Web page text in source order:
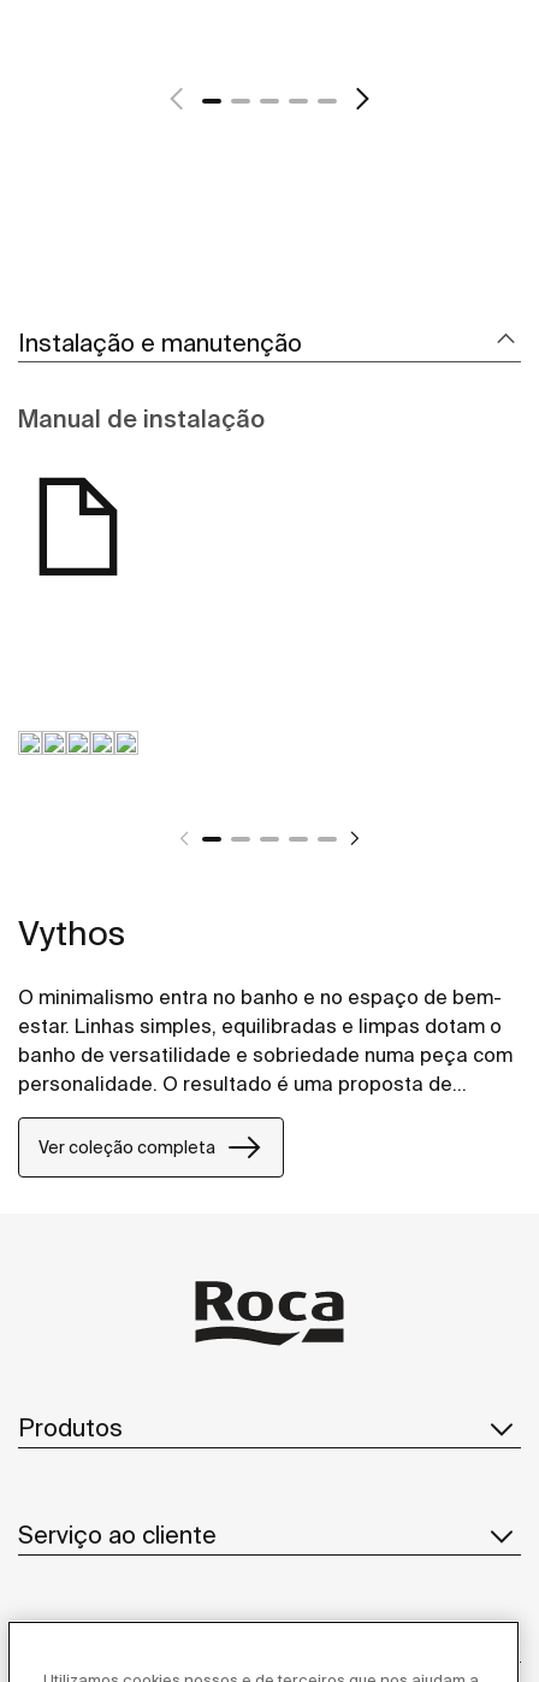
Instalação e manutenção
Manual de instalação
Vythos
O minimalismo entra no banho e no espaço de bem-
estar. Linhas simples, equilibradas e limpas dotam o
banho de versatilidade e sobriedade numa peça com
personalidade. O resultado é uma proposta de
grande elegância e adaptabilidade.
Ver coleção completa
Produtos
Serviço ao cliente